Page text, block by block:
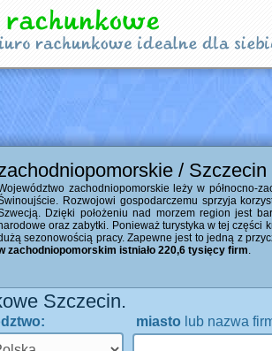
/ Szczecin
zachodniopomorskie leży w północno-
Rozwojowi gospodarczemu sprzyja
Dzięki położeniu nad morzem region jest
oraz zabytki. Ponieważ turystyka w tej części
sezonowością pracy. Zapewne jest to jedną z
zachodniopomorskim istniało 220,6 tysięcy firm.
Szczecin.
miasto lub nazwa